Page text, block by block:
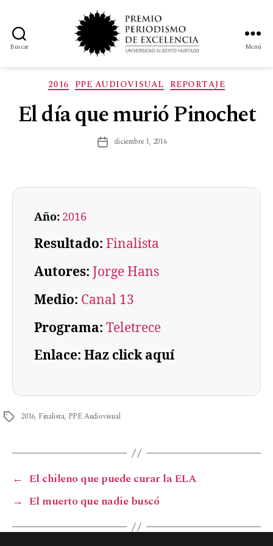
Buscar Menú
2016 PPE AUDIOVISUAL REPORTAJE
El día que murió Pinochet
diciembre 1, 2016
Año: 2016
Resultado: Finalista
Autores: Jorge Hans
Medio: Canal 13
Programa: Teletrece
Enlace: Haz click aquí
2016, Finalista, PPE Audiovisual
← El chileno que puede curar la ELA
→ El muerto que nadie buscó